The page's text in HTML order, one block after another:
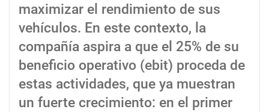
maximizar el rendimiento de sus
vehículos. En este contexto, la
compañía aspira a que el 25% de su
beneficio operativo (ebit) proceda de
estas actividades, que ya muestran
un fuerte crecimiento: en el primer